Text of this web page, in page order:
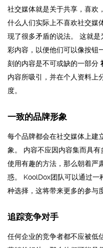
社交媒体就是关于共享，喜欢
什么人们实际上不喜欢社交媒
现了很多矛盾的说法。 这就
彩内容，以便他们可以像按钮
刻的内容是不可或缺的一部分
内容所吸引，并在个人资料上
度。
一致的品牌形象
每个品牌都会在社交媒体上建
象。 内容不应因内容集而具
使用有趣的方法，那么朝着严
惑。 KoolDox团队可以通过一
种选择，这将带来更多的参与
追踪竞争对手
任何企业的竞争者都不应被低